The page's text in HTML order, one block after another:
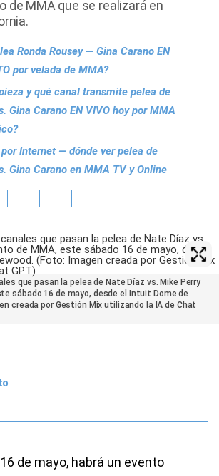
de MMA que se realizará en
Ronda Rousey — Gina Carano EN
por velada de MMA?
y qué canal transmite pelea de
Gina Carano EN VIVO hoy por MMA
Internet — dónde ver pelea de
Gina Carano en MMA TV y Online
que pasan la pelea de Nate Díaz vs. Mike Perry
sábado 16 de mayo, desde el Intuit Dome de
creada por Gestión Mix utilizando la IA de Chat
de mayo, habrá un evento